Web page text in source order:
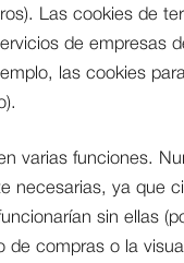
Las cookies de
de empresas
las cookies
varias funciones.
necesarias, ya que
sin ellas
de compras o la